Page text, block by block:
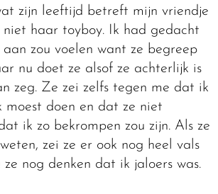
zijn leeftijd betreft mijn vriendje
niet haar toyboy. Ik had gedacht
zou voelen want ze begreep
nu doet ze alsof ze achterlijk is
zeg. Ze zei zelfs tegen me dat ik
moest doen en dat ze niet
ik zo bekrompen zou zijn. Als ze
zei ze er ook nog heel vals
ze nog denken dat ik jaloers was.